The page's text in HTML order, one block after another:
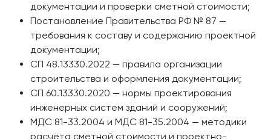
документации и проверки сметной стоимости;
Постановление Правительства РФ № 87 —
требования к составу и содержанию проектной
документации;
СП 48.13330.2022 — правила организации
строительства и оформления документации;
СП 60.13330.2020 — нормы проектирования
инженерных систем зданий и сооружений;
МДС 81-33.2004 и МДС 81-35.2004 — методики
расчёта сметной стоимости и проектно-